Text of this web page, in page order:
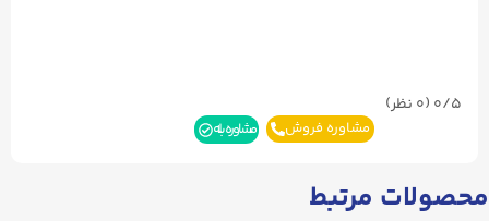
0/5 (۰ نظر)
مشاوره فروش مشاوره بله
محصولات مرتبط